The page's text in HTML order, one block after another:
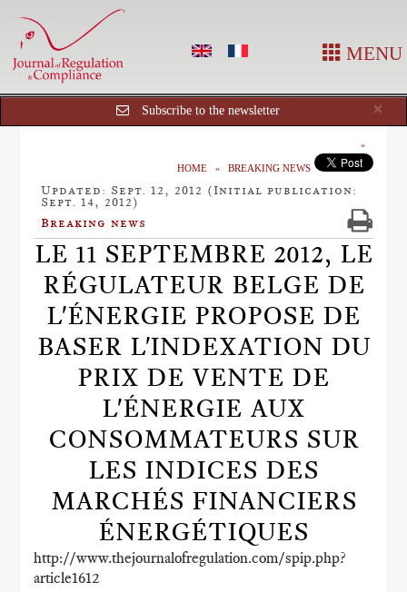
MENU
×
Subscribe to the newsletter
HOME BREAKING NEWS
Updated: Sept. 12, 2012 (Initial publication:
Sept. 14, 2012)
Breaking news
LE 11 SEPTEMBRE 2012, LE
RÉGULATEUR BELGE DE
L'ÉNERGIE PROPOSE DE
BASER L'INDEXATION DU
PRIX DE VENTE DE
L'ÉNERGIE AUX
CONSOMMATEURS SUR
LES INDICES DES
MARCHÉS FINANCIERS
ÉNERGÉTIQUES
http://www.thejournalofregulation.com/spip.php?
article1612